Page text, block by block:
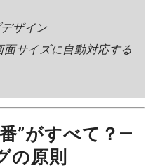
ザイン
サイズに自動対応する
”がすべて？—
の原則